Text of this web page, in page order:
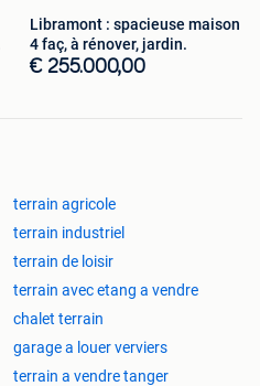
Libramont : spacieuse maison
4 faç, à rénover, jardin.
€ 255.000,00
terrain agricole
terrain industriel
terrain de loisir
terrain avec etang a vendre
chalet terrain
garage a louer verviers
terrain a vendre tanger